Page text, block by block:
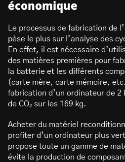
économique
Le processus de fabrication de
pèse le plus sur l’analyse des
En effet, il est nécessaire
des matières premières pour
la batterie et les différents
(carte mère, carte mémoire,
fabrication d’un ordinateur de 2
de CO₂ sur les 169 kg.
Acheter du matériel
profiter d’un ordinateur plus
propose toute un gamme de
évite la production de